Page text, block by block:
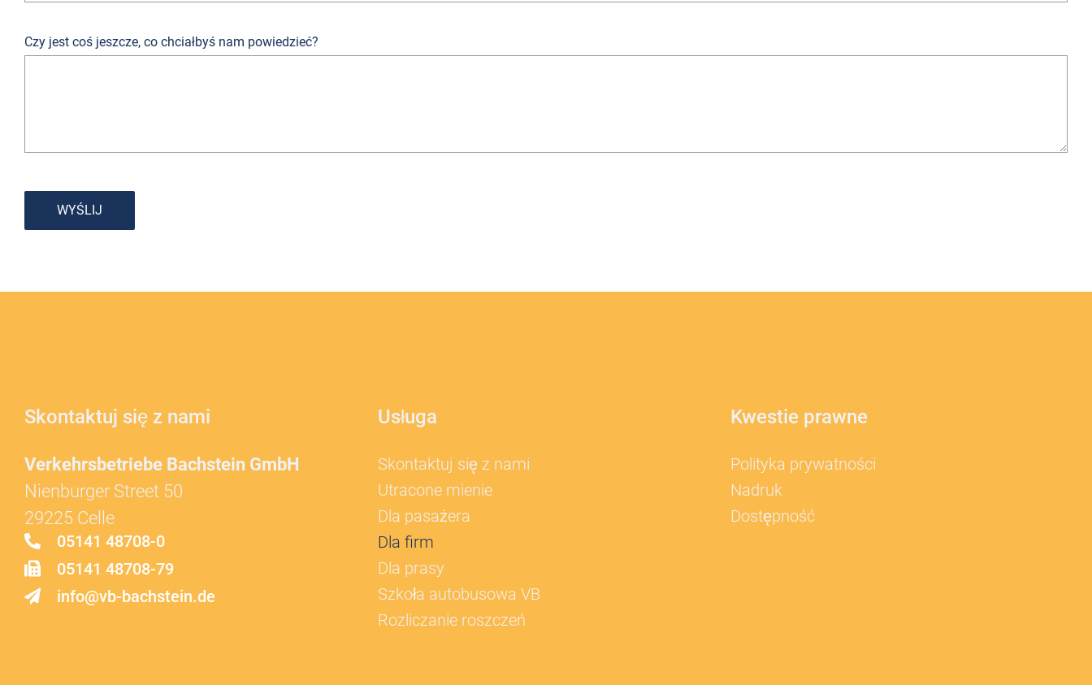
Czy jest coś jeszcze, co chciałbyś nam powiedzieć?
WYŚLIJ
Skontaktuj się z nami
Verkehrsbetriebe Bachstein GmbH
Nienburger Street 50
29225 Celle
05141 48708-0
05141 48708-79
info@vb-bachstein.de
Usługa
Skontaktuj się z nami
Utracone mienie
Dla pasażera
Dla firm
Dla prasy
Szkoła autobusowa VB
Rozliczanie roszczeń
Kwestie prawne
Polityka prywatności
Nadruk
Dostępność